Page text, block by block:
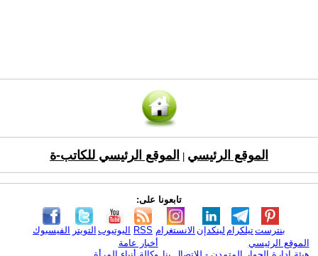
الموقع الرئيسي الموقع الرئيسي للكاتب-ة
تابعونا على:
الفيسبوك التويتر اليوتيوب RSS الانستغرام لينكدإن تيلكرامبنترست
الموقع الرئيسي
أخبار عامة